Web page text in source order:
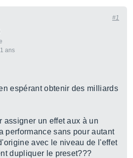
ans
#1
espérant obtenir des milliards
assigner un effet aux à un
performance sans pour autant
avec le niveau de l'effet
dupliquer le preset???